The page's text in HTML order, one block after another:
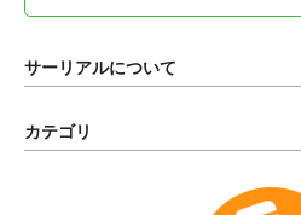
サーリアルについて
カテゴリ